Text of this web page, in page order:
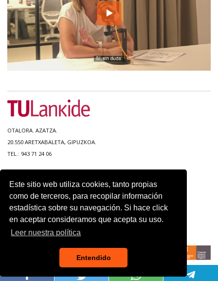
Este sitio web utiliza cookies, tanto propias
como de terceros, para recopilar información
estadística sobre su navegación. Si hace click
en aceptar consideramos que acepta su uso.
Leer nuestra política
Entendido
OTALORA. AZATZA.
20.550 ARETXABALETA, GIPUZKOA.
TEL.: 943 71 24 06
ACCESIBILIDAD
CONTACTO
AVISO LEGAL
POLITICA DE PRIVACIDAD
USO DE COOKIES